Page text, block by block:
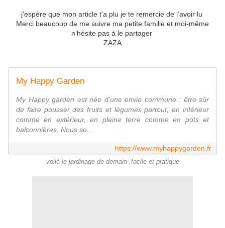
j'espère que mon article t'a plu je te remercie de l’avoir lu
Merci beaucoup de me suivre ma petite famille et moi-même
n’hésite pas à le partager
ZAZA
My Happy Garden
My Happy garden est née d'une envie commune : être sûr
de faire pousser des fruits et légumes partout, en intérieur
comme en extérieur, en pleine terre comme en pots et
balconnières. Nous so...
https://www.myhappygarden.fr
voilà le jardinage de demain ,facile et pratique